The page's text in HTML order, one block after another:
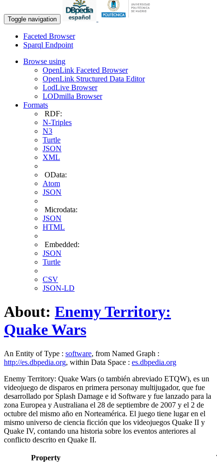
Toggle navigation
Faceted Browser
Sparql Endpoint
Browse using
OpenLink Faceted Browser
OpenLink Structured Data Editor
LodLive Browser
LODmilla Browser
Formats
RDF:
N-Triples
N3
Turtle
JSON
XML
OData:
Atom
JSON
Microdata:
JSON
HTML
Embedded:
JSON
Turtle
CSV
JSON-LD
About: Enemy Territory:
Quake Wars
An Entity of Type : software, from Named Graph :
http://es.dbpedia.org, within Data Space : es.dbpedia.org
Enemy Territory: Quake Wars (o también abreviado ETQW), es un
videojuego de disparos en primera personay multijugador, que fue
desarrollado por Splash Damage e id Software y fue lanzado para la
zona Europea y Australiana el 28 de septiembre de 2007 y el 2 de
octubre del mismo año en Norteamérica. El juego tiene lugar en el
mismo universo de ciencia ficción que los videojuegos Quake II y
Quake IV, contando una historia sobre los eventos anteriores al
conflicto descrito en Quake II.
Property